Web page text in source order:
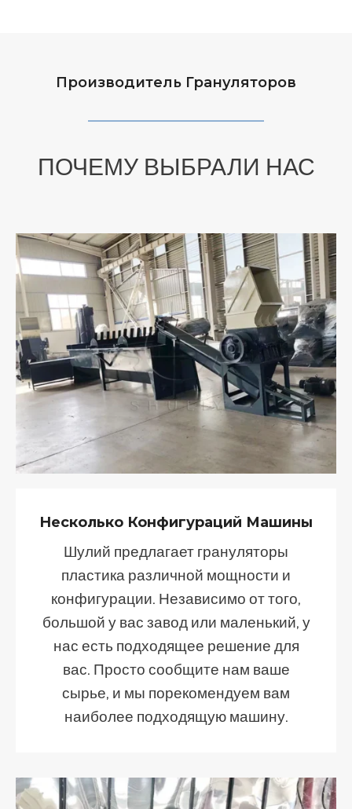
Производитель Грануляторов
ПОЧЕМУ ВЫБРАЛИ НАС
Несколько Конфигураций Машины
Шулий предлагает грануляторы
пластика различной мощности и
конфигурации. Независимо от того,
большой у вас завод или маленький, у
нас есть подходящее решение для
вас. Просто сообщите нам ваше
сырье, и мы порекомендуем вам
наиболее подходящую машину.